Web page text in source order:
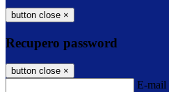
button close ×
Recupero password
button close ×
E-mail